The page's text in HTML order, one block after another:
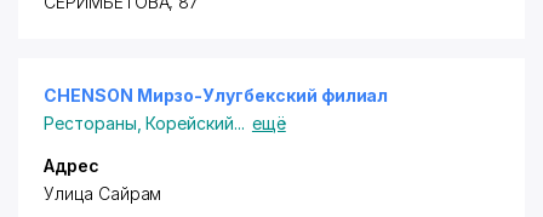
CHENSON Мирзо-Улугбекский филиал
Рестораны ,Корейский... ещё
Адрес
Улица Сайрам